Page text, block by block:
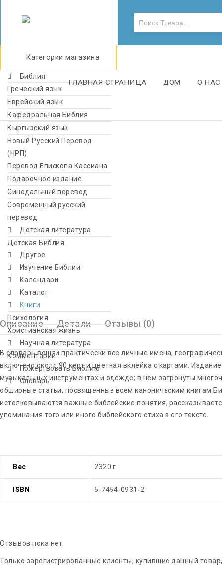
Категории магазина
Библия
Греческий язык
Еврейский язык
Кафедральная Библия
Кыргызский язык
Новый Русский Перевод
(НРП)
Перевод Епископа Кассиана
Подарочное издание
Синодальный перевод
Современный русский
перевод
Детская литература
Детская Библия
Другое
Изучение Библии
Календари
Каталог
Книги
Психология
Христианская жизнь
Научная литература
Комментарий
Пожертвовать Библию
Словарь
ГЛАВНАЯ СТРАНИЦА ДОМ О НАС
Описание Детали Отзывы (0)
В словарь вошли практически все личные имена,
включено около 90 карт и цветная вклейка с картами.
музыкальных инструментах и одежде; в нем затронуты
обширные статьи, посвященные всем каноническим книгам
истолковываются важные библейские понятия,
упоминания того или иного библейского стиха в его тексте.
Вес 2320 г
ISBN 5-7454-0931-2
Отзывов пока нет.
Только зарегистрированные клиенты, купившие данный